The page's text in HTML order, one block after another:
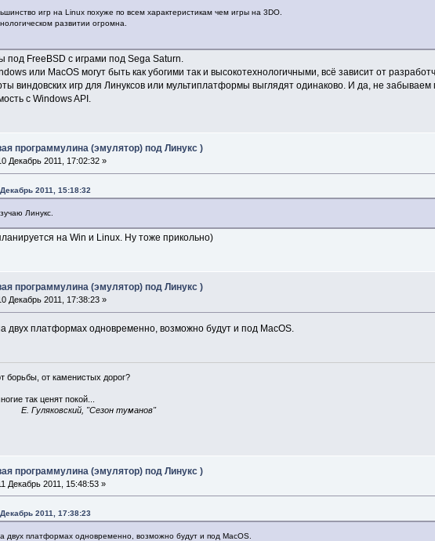
игр на Linux похуже по всем характеристикам чем игры на 3DO.
развитии огромна.
под FreeBSD с играми под Sega Saturn.
или MacOS могут быть как убогими так и высокотехнологичными, всё зависит от
виндовских игр для Линуксов или мультиплатформы выглядят одинаково. И да, не
с Windows API.
программулина (эмулятор) под Линукс )
Декабрь 2011, 17:02:32 »
2011, 15:18:32
Линукс.
на Win и Linux. Ну тоже прикольно)
программулина (эмулятор) под Линукс )
Декабрь 2011, 17:38:23 »
двух платформах одновременно, возможно будут и под MacOS.
борьбы, от каменистых дорог?
так ценят покой...
E. Гуляковский, "Сезон туманов"
программулина (эмулятор) под Линукс )
Декабрь 2011, 15:48:53 »
2011, 17:38:23
двух платформах одновременно, возможно будут и под MacOS.